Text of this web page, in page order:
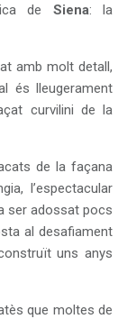
de Siena: la
amb molt detall,
és lleugerament
curvilini de la
de la façana
l’espectacular
ser adossat pocs
al desafiament
uns anys
que moltes de